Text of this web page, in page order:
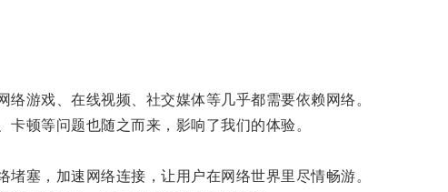
游戏、在线视频、社交媒体等几乎都需要依赖网络。
顿等问题也随之而来，影响了我们的体验。
塞，加速网络连接，让用户在网络世界里尽情畅游。